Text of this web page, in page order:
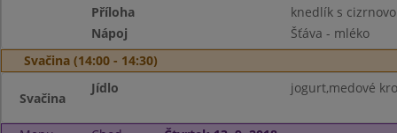
Příloha
knedlík s
Nápoj
Šťáva - mléko
Svačina (14:00 - 14:30)
Svačina
Jídlo jogurt,medové